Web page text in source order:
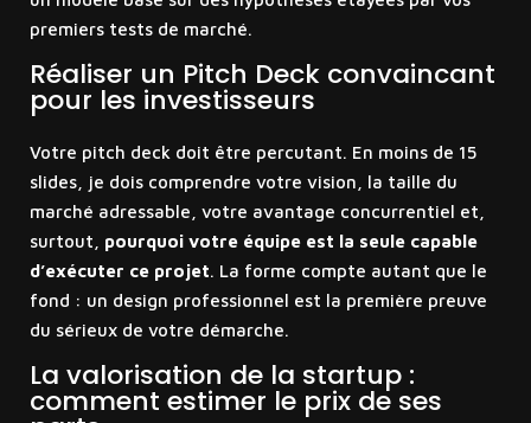
premiers tests de marché.
Réaliser un Pitch Deck convaincant
pour les investisseurs
Votre pitch deck doit être percutant. En moins de 15
slides, je dois comprendre votre vision, la taille du
marché adressable, votre avantage concurrentiel et,
surtout, pourquoi votre équipe est la seule capable
d’exécuter ce projet. La forme compte autant que le
fond : un design professionnel est la première preuve
du sérieux de votre démarche.
La valorisation de la startup :
comment estimer le prix de ses